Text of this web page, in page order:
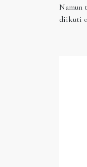
Namun
diikuti